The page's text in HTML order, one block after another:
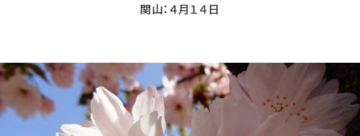
関山：４月１４日